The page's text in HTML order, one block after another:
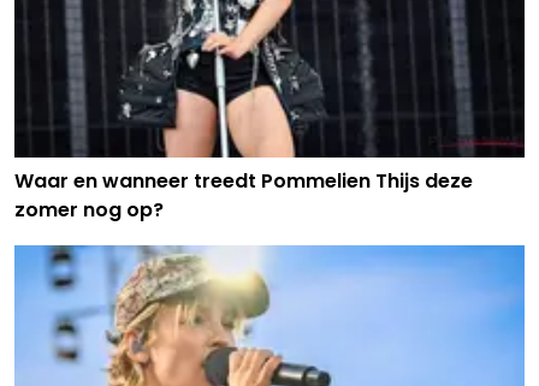
Waar en wanneer treedt Pommelien Thijs deze
zomer nog op?